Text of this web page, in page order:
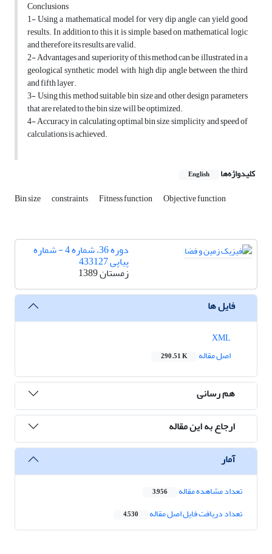
Conclusions
1- Using a mathematical model for very dip angle can yield good
results. In addition to this it is simple, based on mathematical logic
and therefore its results are valid.
2- Advantages and superiority of this method can be illustrated in a
geological synthetic model, with high dip angle between the third
and fifth layer.
3- Using this method suitable bin size and other design parameters
that are related to the bin size will be optimized.
4- Accuracy in calculating optimal bin size, simplicity and speed of
calculations is achieved.
کلیدواژه‌ها English
Bin size constraints Fitness function Objective function
دوره 36، شماره 4 - شماره
پیاپی 433127
زمستان 1389
فایل ها
اصل مقاله
290.51 K
هم رسانی
ارجاع به این مقاله
آمار
تعداد مشاهده مقاله 3,956
تعداد دریافت فایل اصل مقاله 4,530